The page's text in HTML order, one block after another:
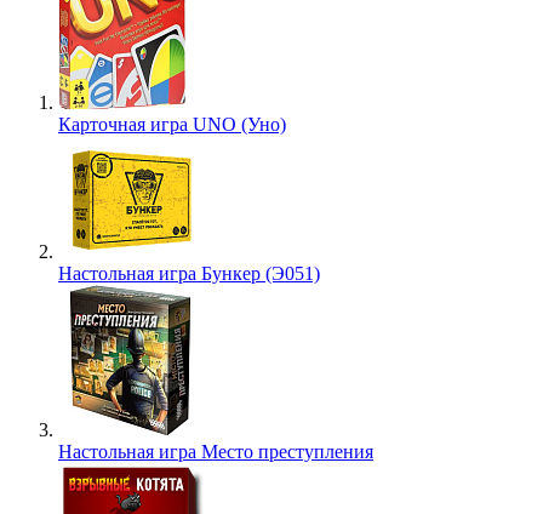
Карточная игра UNO (Уно)
Настольная игра Бункер (Э051)
Настольная игра Место преступления